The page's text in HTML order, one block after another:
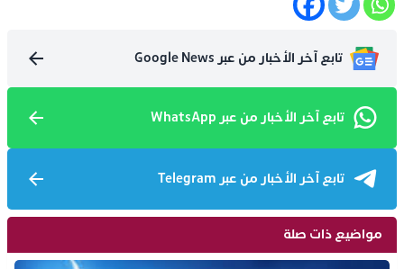
تابع آخر الأخبار من عبر Google News
تابع آخر الأخبار من عبر WhatsApp
تابع آخر الأخبار من عبر Telegram
مواضيع ذات صلة